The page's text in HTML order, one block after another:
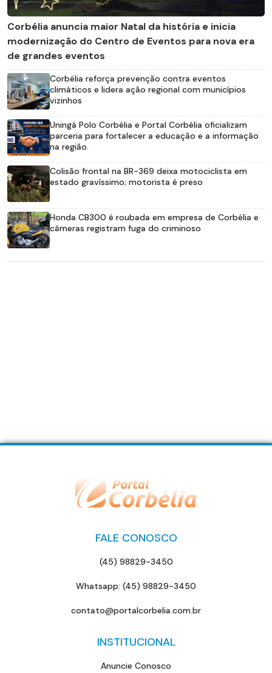
Corbélia anuncia maior Natal da história e inicia
modernização do Centro de Eventos para nova era
de grandes eventos
Corbélia reforça prevenção contra eventos
climáticos e lidera ação regional com municípios
vizinhos
Uningá Polo Corbélia e Portal Corbélia oficializam
parceria para fortalecer a educação e a informação
na região.
Colisão frontal na BR-369 deixa motociclista em
estado gravíssimo; motorista é preso
Honda CB300 é roubada em empresa de Corbélia e
câmeras registram fuga do criminoso
FALE CONOSCO
(45) 98829-3450
Whatsapp: (45) 98829-3450
contato@portalcorbelia.com.br
INSTITUCIONAL
Anuncie Conosco